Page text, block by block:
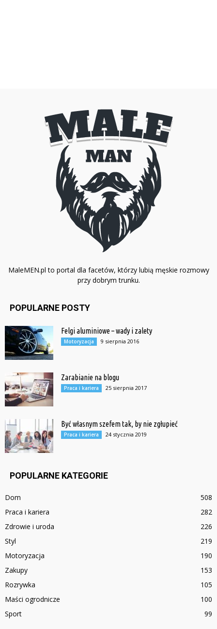
MaleMEN.pl to portal dla facetów, którzy lubią męskie rozmowy
przy dobrym trunku.
POPULARNE POSTY
Felgi aluminiowe – wady i zalety
Motoryzacja 9 sierpnia 2016
Zarabianie na blogu
Praca i kariera 25 sierpnia 2017
Być własnym szefem tak, by nie zgłupieć
Praca i kariera 24 stycznia 2019
POPULARNE KATEGORIE
Dom
508
Praca i kariera
282
Zdrowie i uroda
226
Styl
219
Motoryzacja
190
Zakupy
153
Rozrywka
105
Maści ogrodnicze
100
Sport
99